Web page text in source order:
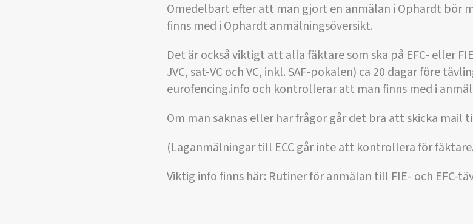
Omedelbart efter att man gjort en anmälan i Ophardt bör
finns med i Ophardt anmälningsöversikt.
Det är också viktigt att alla fäktare som ska på EFC- eller
JVC, sat-VC och VC, inkl. SAF-pokalen) ca 20 dagar före
eurofencing.info och kontrollerar att man finns med i
Om man saknas eller har frågor går det bra att skicka mail
(Laganmälningar till ECC går inte att kontrollera för
Viktig info finns här: Rutiner för anmälan till FIE- och EFC-